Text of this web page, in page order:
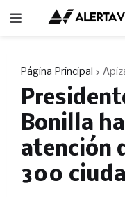
Página Principal
Bonilla
atención
300